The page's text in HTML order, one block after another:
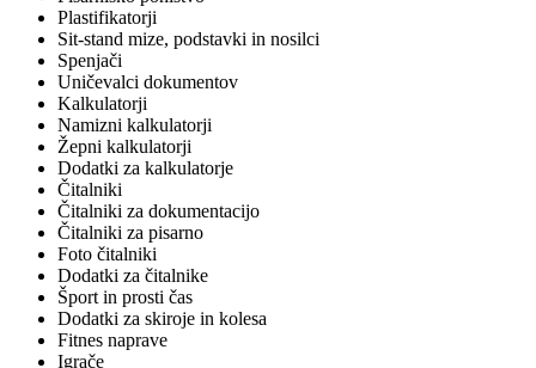
Plastifikatorji
Sit-stand mize, podstavki in nosilci
Spenjači
Uničevalci dokumentov
Kalkulatorji
Namizni kalkulatorji
Žepni kalkulatorji
Dodatki za kalkulatorje
Čitalniki
Čitalniki za dokumentacijo
Čitalniki za pisarno
Foto čitalniki
Dodatki za čitalnike
Šport in prosti čas
Dodatki za skiroje in kolesa
Fitnes naprave
Igrače